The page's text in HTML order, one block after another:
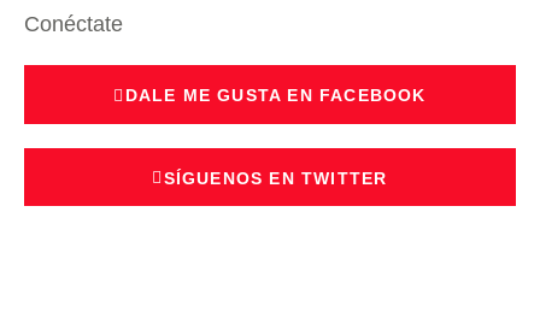
Conéctate
DALE ME GUSTA EN FACEBOOK
SÍGUENOS EN TWITTER